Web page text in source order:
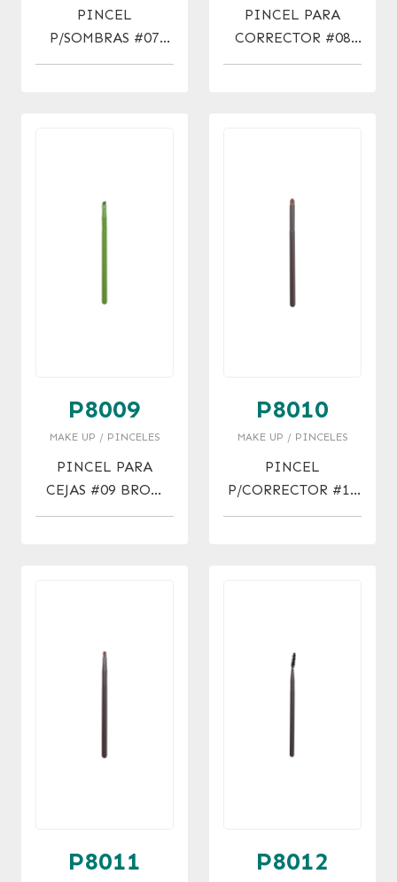
PINCEL
P/SOMBRAS #07
EYESHADOW
PINCEL PARA
CORRECTOR #08
CONCEALER BRUSH
P8009
MAKE UP / PINCELES
PINCEL PARA
CEJAS #09 BROW
BRUSH
P8010
MAKE UP / PINCELES
PINCEL
P/CORRECTOR #10
CONCELER BRUSH
P8011 P8012